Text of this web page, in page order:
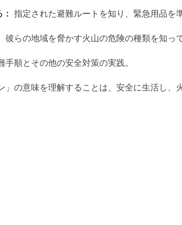
指定された避難ルートを知り、緊急用品を
彼らの地域を脅かす火山の危険の種類を知っ
手順とその他の安全対策の実践。
」の意味を理解することは、安全に生活し、